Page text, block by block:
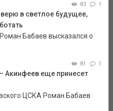
83 1
в светлое будущее,
Бабаев высказался о
81 1
Акинфеев еще принесет
ЦСКА Роман Бабаев